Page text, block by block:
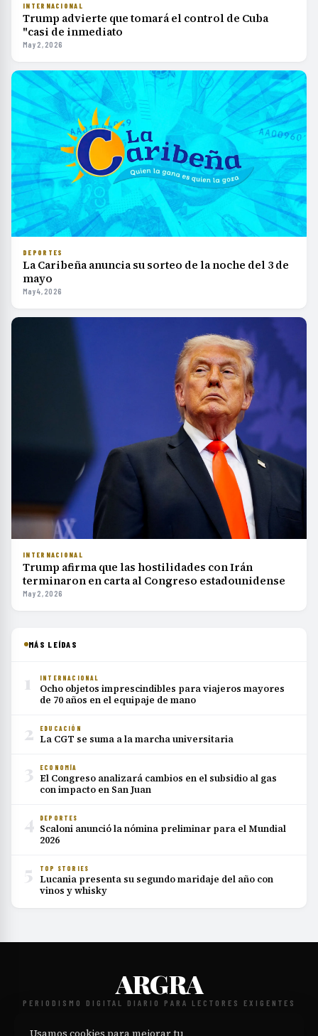
INTERNACIONAL
Trump advierte que tomará el control de Cuba
"casi de inmediato
May 2, 2026
DEPORTES
La Caribeña anuncia su sorteo de la noche del 3 de
mayo
May 4, 2026
INTERNACIONAL
Trump afirma que las hostilidades con Irán
terminaron en carta al Congreso estadounidense
May 2, 2026
MÁS LEÍDAS
1 INTERNACIONAL
Ocho objetos imprescindibles para viajeros mayores
de 70 años en el equipaje de mano
2 EDUCACIÓN
La CGT se suma a la marcha universitaria
3 ECONOMÍA
El Congreso analizará cambios en el subsidio al gas
con impacto en San Juan
4 DEPORTES
Scaloni anunció la nómina preliminar para el Mundial
2026
5 TOP STORIES
Lucania presenta su segundo maridaje del año con
vinos y whisky
ARGRA
PERIODISMO DIGITAL DIARIO PARA LECTORES EXIGENTES
Usamos cookies para mejorar tu